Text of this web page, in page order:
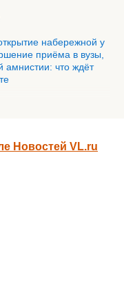
набережной у
приёма в вузы,
амнистии: что ждёт
Новостей VL.ru